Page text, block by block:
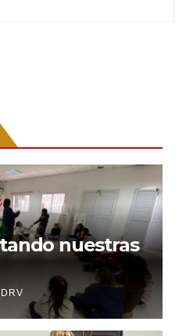
nuestras